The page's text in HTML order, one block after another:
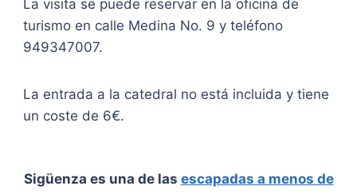
La visita se puede reservar en la oficina de
turismo en calle Medina No. 9 y teléfono
949347007.
La entrada a la catedral no está incluida y tiene
un coste de 6€.
Sigüenza es una de las escapadas a menos de